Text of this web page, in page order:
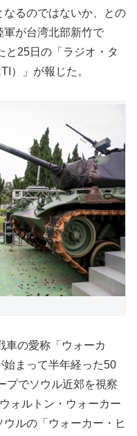
るのではないか、との
軍が台湾北部新竹で
と25日の「ラジオ・タ
）」が報じた。
車の愛称「ウォーカ
始まって半年経った50
プでソウル近郊を視察
ォルトン・ウォーカー
ルの「ウォーカー・ヒ